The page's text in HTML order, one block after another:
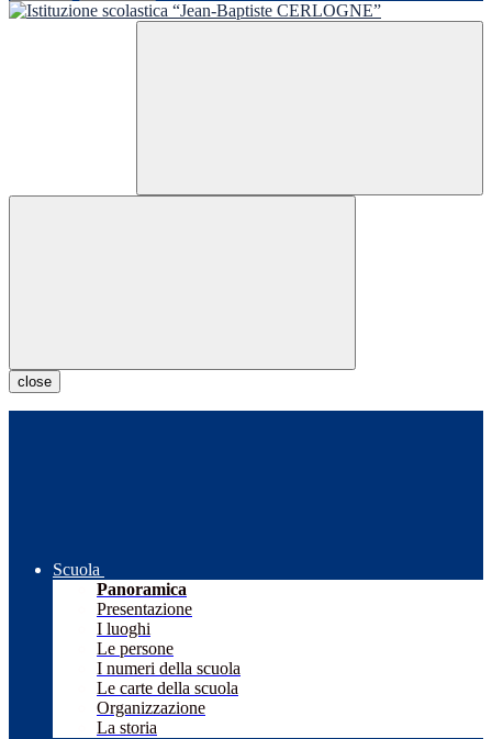
close
Scuola
Panoramica
Presentazione
I luoghi
Le persone
I numeri della scuola
Le carte della scuola
Organizzazione
La storia